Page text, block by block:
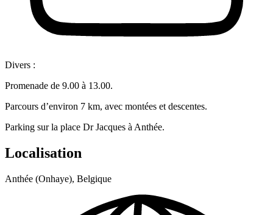
Divers :
Promenade de 9.00 à 13.00.
Parcours d’environ 7 km, avec montées et descentes.
Parking sur la place Dr Jacques à Anthée.
Localisation
Anthée (Onhaye), Belgique